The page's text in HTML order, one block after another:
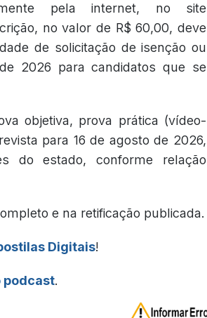
pela internet, no site
no valor de R$ 60,00, deve
de solicitação de isenção ou
2026 para candidatos que se
objetiva, prova prática (vídeo-
para 16 de agosto de 2026,
do estado, conforme relação
e na retificação publicada.
Digitais!
podcast.